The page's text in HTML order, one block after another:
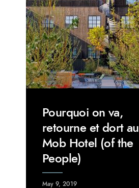
Pourquoi on va,
retourne et dort au
Mob Hotel (of the
People)
May 9, 2019